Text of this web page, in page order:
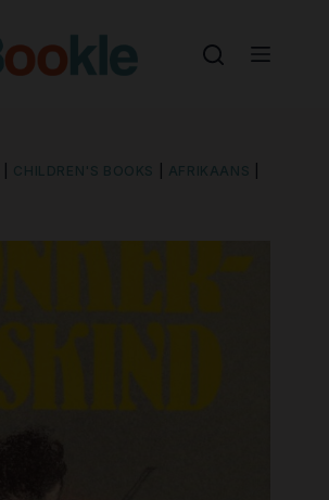
CHILDREN'S BOOKS AFRIKAANS